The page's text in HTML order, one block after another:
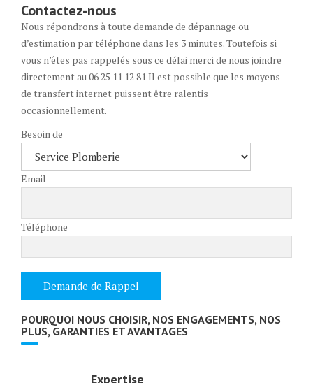
Contactez-nous
Nous répondrons à toute demande de dépannage ou
d’estimation par téléphone dans les 3 minutes. Toutefois si
vous n’êtes pas rappelés sous ce délai merci de nous joindre
directement au 06 25 11 12 81 Il est possible que les moyens
de transfert internet puissent être ralentis
occasionnellement.
Besoin de
Email
Téléphone
POURQUOI NOUS CHOISIR, NOS ENGAGEMENTS, NOS
PLUS, GARANTIES ET AVANTAGES
Expertise